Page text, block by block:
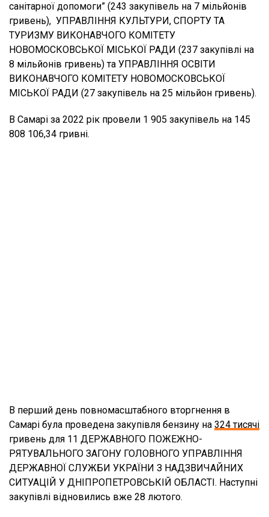
санітарної допомоги” (243 закупівель на 7 мільйонів
гривень), УПРАВЛІННЯ КУЛЬТУРИ, СПОРТУ ТА
ТУРИЗМУ ВИКОНАВЧОГО КОМІТЕТУ
НОВОМОСКОВСЬКОЇ МІСЬКОЇ РАДИ (237 закупівлі на
8 мільйонів гривень) та УПРАВЛІННЯ ОСВІТИ
ВИКОНАВЧОГО КОМІТЕТУ НОВОМОСКОВСЬКОЇ
МІСЬКОЇ РАДИ (27 закупівель на 25 мільйон гривень).
В Самарі за 2022 рік провели 1 905 закупівель на 145
808 106,34 гривні.
В перший день повномасштабного вторгнення в
Самарі була проведена закупівля бензину на 324 тисячі
гривень для 11 ДЕРЖАВНОГО ПОЖЕЖНО-
РЯТУВАЛЬНОГО ЗАГОНУ ГОЛОВНОГО УПРАВЛІННЯ
ДЕРЖАВНОЇ СЛУЖБИ УКРАЇНИ З НАДЗВИЧАЙНИХ
СИТУАЦІЙ У ДНІПРОПЕТРОВСЬКІЙ ОБЛАСТІ. Наступні
закупівлі відновились вже 28 лютого.